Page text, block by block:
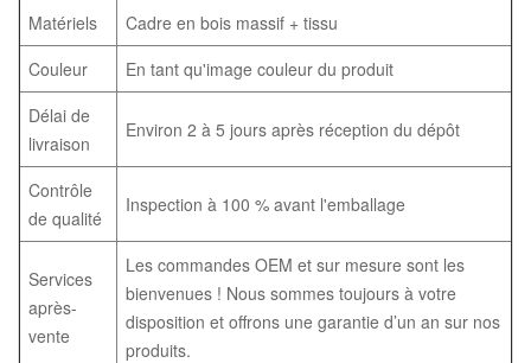
Matériels
Cadre en bois massif + tissu
Couleur
En tant qu'image couleur du produit
Délai de
livraison
Environ 2 à 5 jours après réception du dépôt
Contrôle
de qualité
Inspection à 100 % avant l'emballage
Services
après-
vente
Les commandes OEM et sur mesure sont les
bienvenues ! Nous sommes toujours à votre
disposition et offrons une garantie d’un an sur nos
produits.